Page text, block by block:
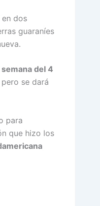
en dos
guaraníes
semana del 4
se dará
para
que hizo los